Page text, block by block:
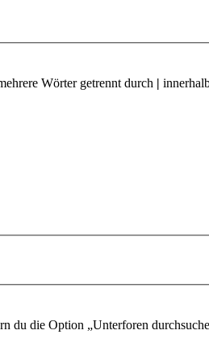
Wörter getrennt durch |
du die Option „Unterforen